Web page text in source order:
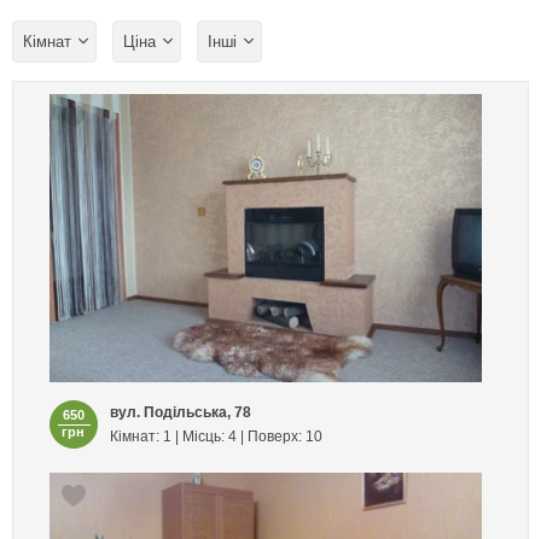
Кімнат Ціна Інші
650
грн
вул. Подільська, 78
Кімнат: 1 | Місць: 4 | Поверх: 10